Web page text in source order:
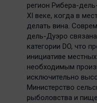
регион Рибера-
XI веке, когда в
делать вина.
дель-Дуэро
категории DO, что
инициативе
необходимым
исключительно
Министерство
рыболовства и